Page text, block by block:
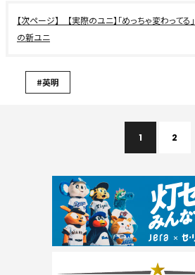
【実際のユニ】「めっちゃ変わっ
の新ユニ
#英明
1 2